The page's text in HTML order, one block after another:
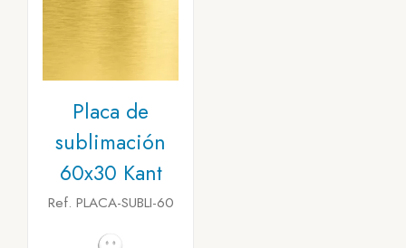
Placa de
sublimación
60x30 Kant
Ref. PLACA-SUBLI-60